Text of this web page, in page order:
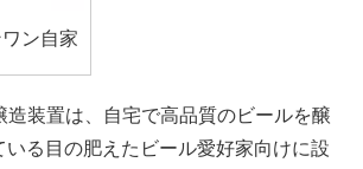
ン自家
装置は、自宅で高品質のビールを醸
る目の肥えたビール愛好家向けに設